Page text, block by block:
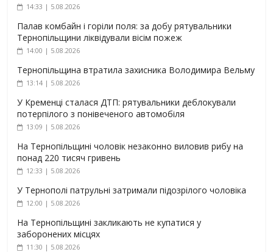
14:33 | 5.08.2026
Палав комбайн і горіли поля: за добу рятувальники
Тернопільщини ліквідували вісім пожеж
14:00 | 5.08.2026
Тернопільщина втратила захисника Володимира Вельму
13:14 | 5.08.2026
У Кременці сталася ДТП: рятувальники деблокували
потерпілого з понівеченого автомобіля
13:09 | 5.08.2026
На Тернопільщині чоловік незаконно виловив рибу на
понад 220 тисяч гривень
12:33 | 5.08.2026
У Тернополі патрульні затримали підозрілого чоловіка
12:00 | 5.08.2026
На Тернопільщині закликають не купатися у
заборонених місцях
11:30 | 5.08.2026